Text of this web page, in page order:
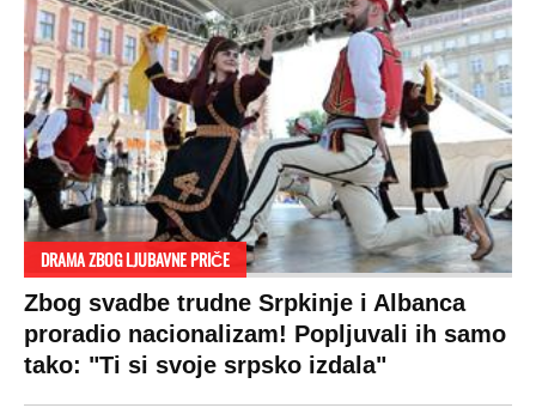
SPREMITE SE
Za posnu slavsku trpezu ove godine treba
izdvojiti ozbiljnu sumu novca: Nečija cela
plata ode na svega 20 gostiju